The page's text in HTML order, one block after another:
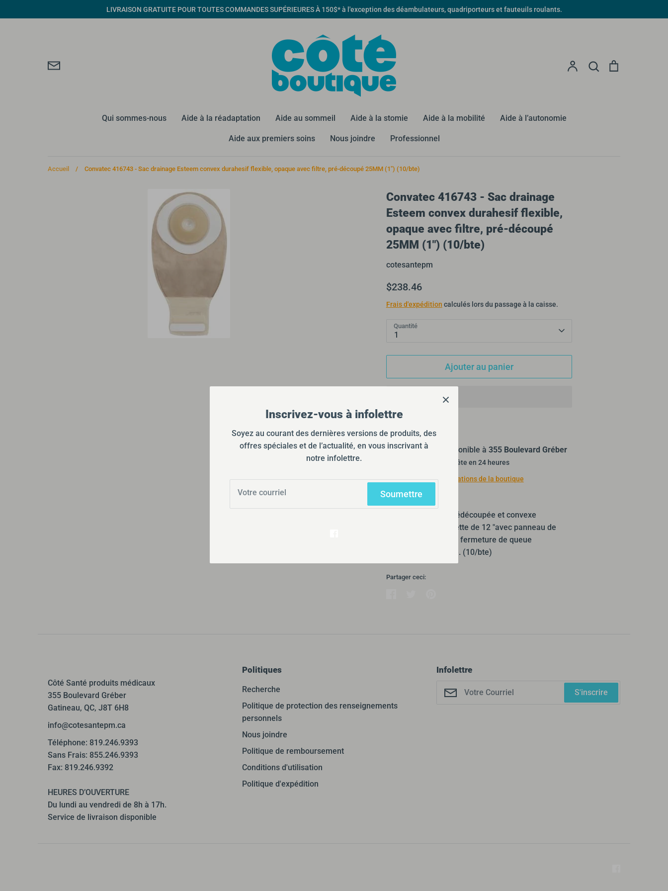
au
LIVRAISON GRATUITE POUR TOUTES COMMANDES SUPÉRIEURES À 150$* à l'exception des déambulateurs, quadriporteurs et fauteuils roulants.
Compte Recherche
Qui sommes-nous Aide à la réadaptation Aide au sommeil Aide à la stomie Aide à la mobilité Aide à l’autonomie
Aide aux premiers soins Nous joindre Professionnel
Accueil / Convatec 416743 - Sac drainage Esteem convex durahesif flexible, opaque avec filtre, pré-découpé 25MM (1") (10/bte)
Convatec 416743 - Sac drainage
Esteem convex durahesif flexible,
opaque avec filtre, pré-découpé
25MM (1") (10/bte)
cotesantepm
$238.46
Frais d'expédition calculés lors du passage à la caisse.
Quantité
1
Ajouter au panier
Ramassage disponible à 355 Boulevard Gréber
Habituellement prête en 24 heures
Afficher les informations de la boutique
Barrière cutanée prédécoupée et convexe
Durahesive®; Pochette de 12 "avec panneau de
confort double face, fermeture de queue
InvisiClose® et filtre. (10/bte)
Partager ceci:
Côté Santé produits médicaux
355 Boulevard Gréber
Gatineau, QC, J8T 6H8
info@cotesantepm.ca
Téléphone: 819.246.9393
Sans Frais: 855.246.9393
Fax: 819.246.9392
HEURES D’OUVERTURE
Du lundi au vendredi de 8h à 17h.
Service de livraison disponible
Politiques
Recherche
Politique de protection des renseignements
personnels
Nous joindre
Politique de remboursement
Conditions d'utilisation
Politique d'expédition
Infolettre
S'inscrire
Inscrivez-vous à infolettre
Soyez au courant des dernières versions de produits, des
offres spéciales et de l’actualité, en vous inscrivant à
notre infolettre.
Soumettre